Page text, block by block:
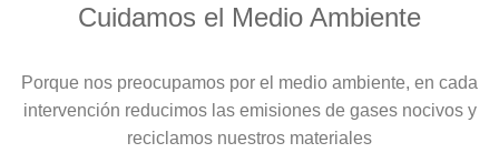
Cuidamos el Medio Ambiente
Porque nos preocupamos por el medio ambiente, en cada
intervención reducimos las emisiones de gases nocivos y
reciclamos nuestros materiales